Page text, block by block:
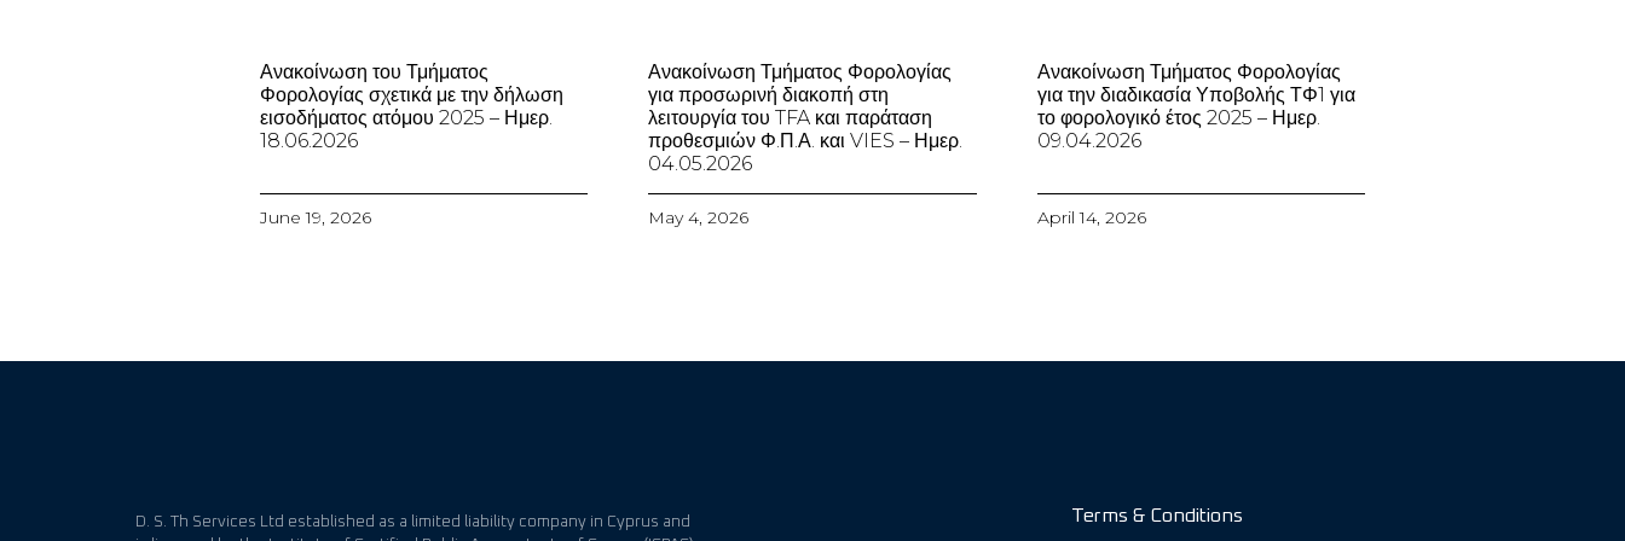
Ανακοίνωση του Τμήματος
Φορολογίας σχετικά με την δήλωση
εισοδήματος ατόμου 2025 – Ημερ.
18.06.2026
June 19, 2026
Ανακοίνωση Τμήματος Φορολογίας
για προσωρινή διακοπή στη
λειτουργία του TFA και παράταση
προθεσμιών Φ.Π.Α. και VIES – Ημερ.
04.05.2026
May 4, 2026
Ανακοίνωση Τμήματος Φορολογίας
για την διαδικασία Υποβολής ΤΦ1 για
το φορολογικό έτος 2025 – Ημερ.
09.04.2026
April 14, 2026
D. S. Th Services Ltd established as a limited liability company in Cyprus and
Terms & Conditions